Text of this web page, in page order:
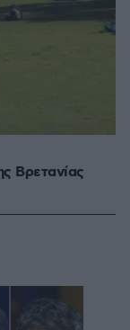
Βρετανίας